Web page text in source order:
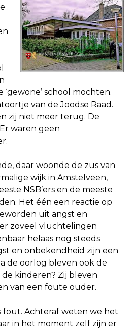
school mochten.
van de Joodse Raad.
zij niet meer terug. De
waren geen
daar woonde de zus van
wijk in Amstelveen,
NSB’ers en de meeste
Het één een reactie op
uit angst en
zoveel vluchtelingen
helaas nog steeds
en onbekendheid zijn een
de oorlog bleven ook de
kinderen? Zij bleven
van een foute ouder.
fout. Achteraf weten we het
in het moment zelf zijn er